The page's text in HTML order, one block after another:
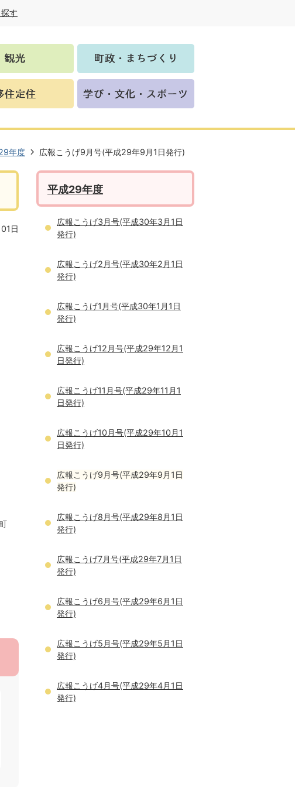
す
年度 広報こうげ9月号(平成29年9月1日発行)
日
平成29年度
広報こうげ3月号(平成30年3月1日
発行)
広報こうげ2月号(平成30年2月1日
発行)
広報こうげ1月号(平成30年1月1日
発行)
広報こうげ12月号(平成29年12月1
日発行)
広報こうげ11月号(平成29年11月1
日発行)
広報こうげ10月号(平成29年10月1
日発行)
広報こうげ9月号(平成29年9月1日
発行)
広報こうげ8月号(平成29年8月1日
発行)
広報こうげ7月号(平成29年7月1日
発行)
広報こうげ6月号(平成29年6月1日
発行)
広報こうげ5月号(平成29年5月1日
発行)
広報こうげ4月号(平成29年4月1日
発行)